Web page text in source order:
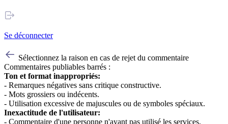
Se déconnecter
Sélectionnez la raison en cas de rejet du commentaire
Commentaires publiables barrés :
Ton et format inappropriés:
- Remarques négatives sans critique constructive.
- Mots grossiers ou indécents.
- Utilisation excessive de majuscules ou de symboles spéciaux.
Inexactitude de l'utilisateur:
- Commentaire d'une personne n'ayant pas utilisé les services.